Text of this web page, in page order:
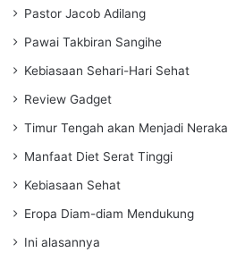
Pastor Jacob Adilang
Pawai Takbiran Sangihe
Kebiasaan Sehari-Hari Sehat
Review Gadget
Timur Tengah akan Menjadi Neraka
Manfaat Diet Serat Tinggi
Kebiasaan Sehat
Eropa Diam-diam Mendukung
Ini alasannya